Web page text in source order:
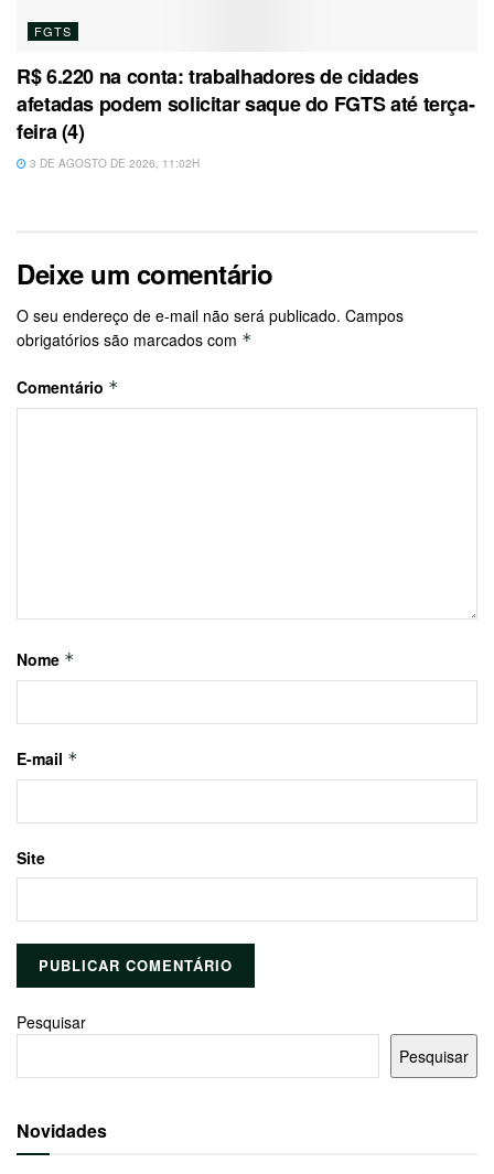
FGTS
R$ 6.220 na conta: trabalhadores de cidades
afetadas podem solicitar saque do FGTS até terça-
feira (4)
3 DE AGOSTO DE 2026, 11:02H
Deixe um comentário
O seu endereço de e-mail não será publicado. Campos
obrigatórios são marcados com *
Comentário *
Nome *
E-mail *
Site
Pesquisar
Pesquisar
Novidades